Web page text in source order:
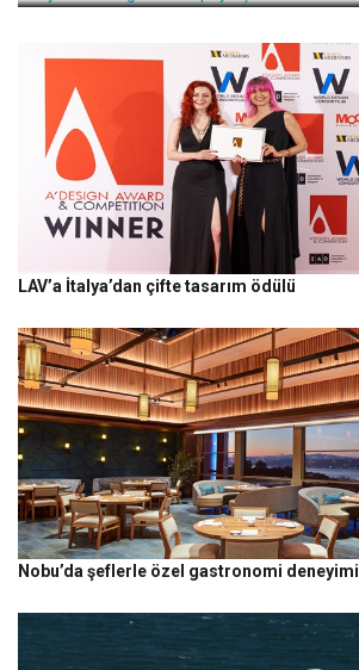
LAV’a İtalya’dan çifte tasarım ödülü
Nobu’da şeflerle özel gastronomi deneyimi